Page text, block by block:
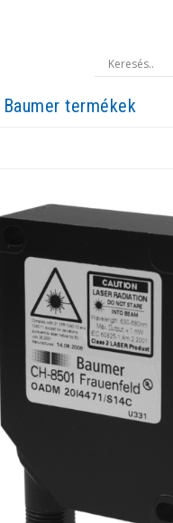
Baumer termékek